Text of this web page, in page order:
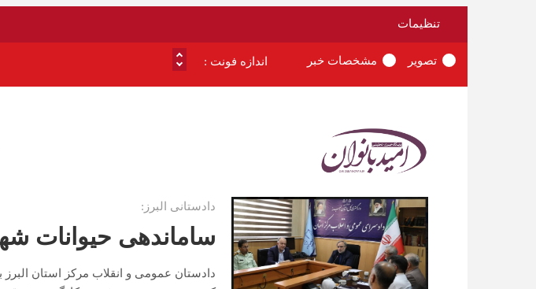
تنظیمات
تصویر مشخصات خبر اندازه فونت :
دادستانی البرز:
ساماندهی حیوانات
دادستان عمومی و انقلاب مرکز استان